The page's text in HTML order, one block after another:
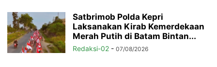
Satbrimob Polda Kepri
Laksanakan Kirab Kemerdekaan
Merah Putih di Batam Bintan...
Redaksi-02 - 07/08/2026